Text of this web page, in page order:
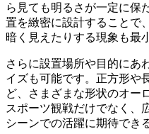
ら見ても明るさが一定に保
置を緻密に設計することで
暗く見えたりする現象も最
さらに設置場所や目的にあ
イズも可能です。正方形や
ど、さまざまな形状のオー
スポーツ観戦だけでなく、
シーンでの活躍に期待でき